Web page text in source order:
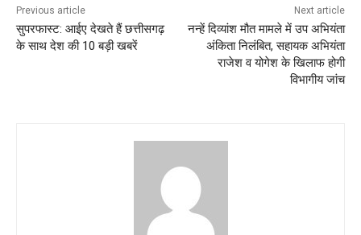
Previous article
सुपरफास्ट: आईए देखते हैं छत्तीसगढ़
के साथ देश की 10 बड़ी खबरें
Next article
नन्हें दिव्यांश मौत मामले में उप अभियंता
अंकिता निलंबित, सहायक अभियंता
राजेश व योगेश के खिलाफ होगी
विभागीय जांच